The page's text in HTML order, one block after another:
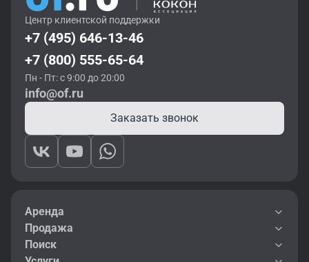
Центр клиентской поддержки
+7 (495) 646-13-46
+7 (800) 555-65-64
Пн - Пт: с 9:00 до 20:00
info@of.ru
Заказать звонок
Аренда
Продажа
Поиск